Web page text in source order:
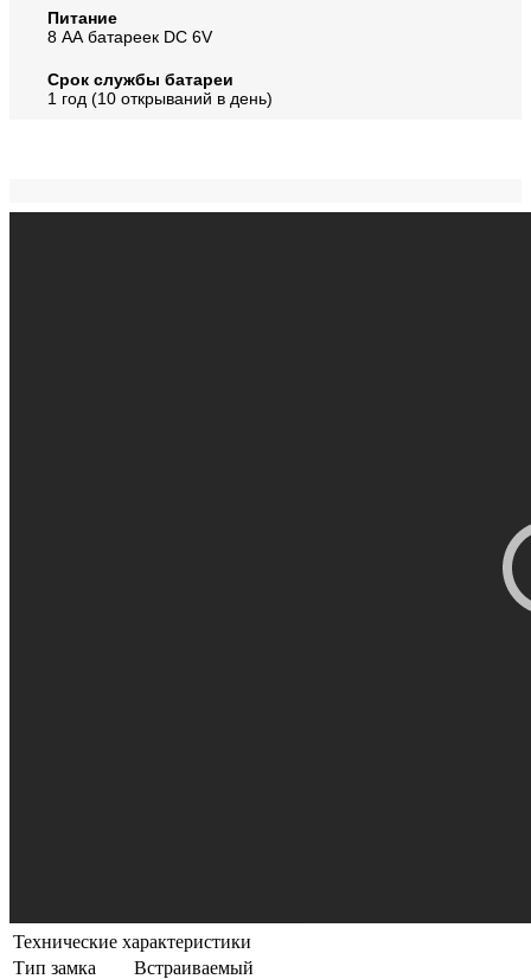
Питание
8 АА батареек DC 6V
Срок службы батареи
1 год (10 открываний в день)
Технические характеристики
Тип замка
Встраиваемый